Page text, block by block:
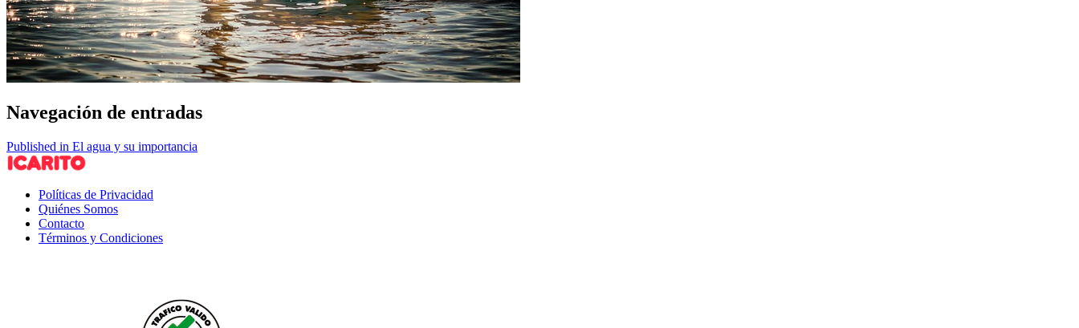
Navegación de entradas
Published in El agua y su importancia
Políticas de Privacidad
Quiénes Somos
Contacto
Términos y Condiciones